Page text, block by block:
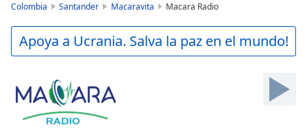
Play
Video
Backward
Skip
Forward
Colombia Santander Macaravita Macara Radio
Apoya a Ucrania. Salva la paz en el mundo!